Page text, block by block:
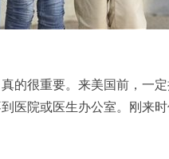
的很重要。来美国前，一
医院或医生办公室。刚来